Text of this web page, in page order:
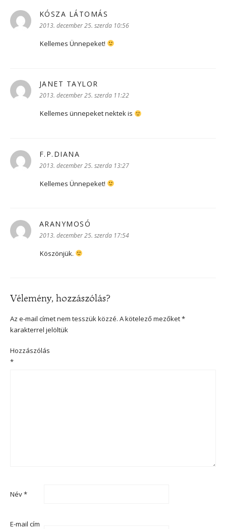
KÓSZA LÁTOMÁS
2013. december 25. szerda 10:56
Kellemes Ünnepeket!
JANET TAYLOR
2013. december 25. szerda 11:22
Kellemes ünnepeket nektek is
F.P.DIANA
2013. december 25. szerda 13:27
Kellemes Ünnepeket!
ARANYMOSÓ
2013. december 25. szerda 17:54
Köszönjük.
Vélemény, hozzászólás?
Az e-mail címet nem tesszük közzé. A kötelező mezőket*
karakterrel jelöltük
Hozzászólás
*
Név*
E-mail cím